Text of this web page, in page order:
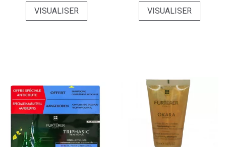
VISUALISER VISUALISER